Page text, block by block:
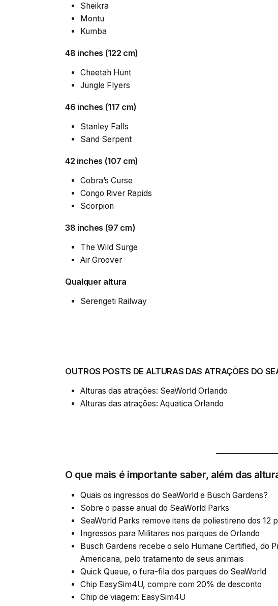
Sheikra
Montu
Kumba
48 inches (122 cm)
Cheetah Hunt
Jungle Flyers
46 inches (117 cm)
Stanley Falls
Sand Serpent
42 inches (107 cm)
Cobra’s Curse
Congo River Rapids
Scorpion
38 inches (97 cm)
The Wild Surge
Air Groover
Qualquer altura
Serengeti Railway
OUTROS POSTS DE ALTURAS DAS ATRAÇÕES DO
Alturas das atrações: SeaWorld Orlando
Alturas das atrações: Aquatica Orlando
O que mais é importante saber, além das
Quais os ingressos do SeaWorld e Busch Gardens?
Sobre o passe anual do SeaWorld Parks
SeaWorld Parks remove itens de poliestireno dos 12
Ingressos para Militares nos parques de Orlando
Busch Gardens recebe o selo Humane Certified, do
Americana, pelo tratamento de seus animais
Quick Queue, o fura-fila dos parques do SeaWorld
Chip EasySim4U, compre com 20% de desconto
Chip de viagem: EasySim4U